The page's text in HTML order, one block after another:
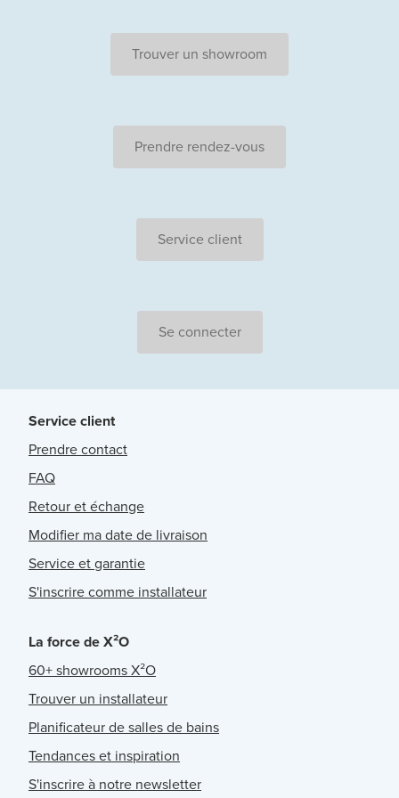
Trouver un showroom
Prendre rendez-vous
Service client
Se connecter
Service client
Prendre contact
FAQ
Retour et échange
Modifier ma date de livraison
Service et garantie
S'inscrire comme installateur
La force de X²O
60+ showrooms X²O
Trouver un installateur
Planificateur de salles de bains
Tendances et inspiration
S'inscrire à notre newsletter